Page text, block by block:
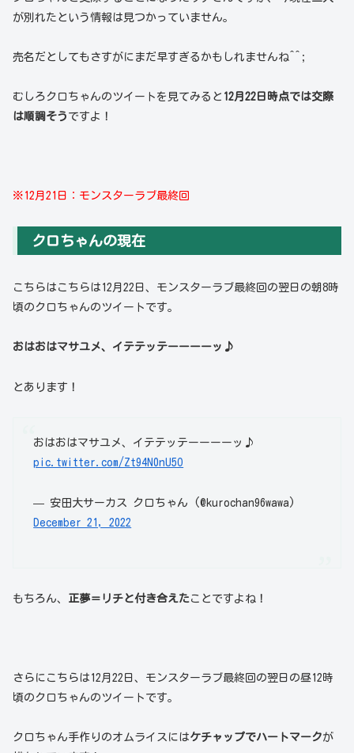
が別れたという情報は見つかっていません。
売名だとしてもさすがにまだ早すぎるかもしれませんね^^;
むしろクロちゃんのツイートを見てみると 12月22日時点では交際
は順調そう ですよ！
※12月21日：モンスターラブ最終回
クロちゃんの現在
こちらはこちらは12月22日、モンスターラブ最終回の翌日の朝8時
頃のクロちゃんのツイートです。
おはおはマサユメ、イテテッテーーーーッ♪
とあります！
おはおはマサユメ、イテテッテーーーーッ♪
pic.twitter.com/Zt94N0nU5O
— 安田大サーカス クロちゃん (@kurochan96wawa)
December 21, 2022
もちろん、 正夢＝リチと付き合えた ことですよね！
さらにこちらは12月22日、モンスターラブ最終回の翌日の昼12時
頃のクロちゃんのツイートです。
クロちゃん手作りのオムライスにはケチャップでハートマークが